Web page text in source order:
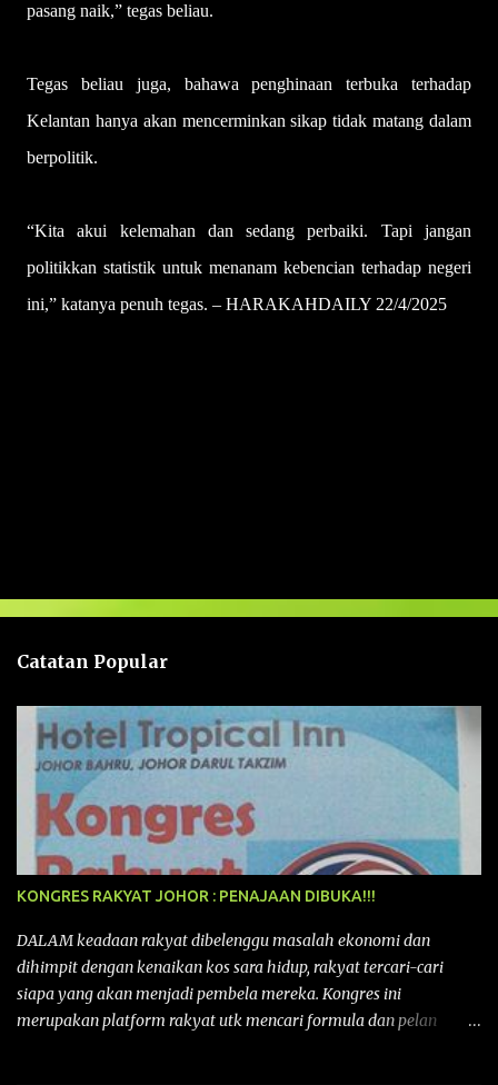
pasang naik,” tegas beliau.
Tegas beliau juga, bahawa penghinaan terbuka terhadap
Kelantan hanya akan mencerminkan sikap tidak matang dalam
berpolitik.
“Kita akui kelemahan dan sedang perbaiki. Tapi jangan
politikkan statistik untuk menanam kebencian terhadap negeri
ini,” katanya penuh tegas. – HARAKAHDAILY 22/4/2025
a
n
Catatan Popular
KONGRES RAKYAT JOHOR : PENAJAAN DIBUKA!!!
DALAM keadaan rakyat dibelenggu masalah ekonomi dan
dihimpit dengan kenaikan kos sara hidup, rakyat tercari-cari
siapa yang akan menjadi pembela mereka. Kongres ini
merupakan platform rakyat utk mencari formula dan pelan